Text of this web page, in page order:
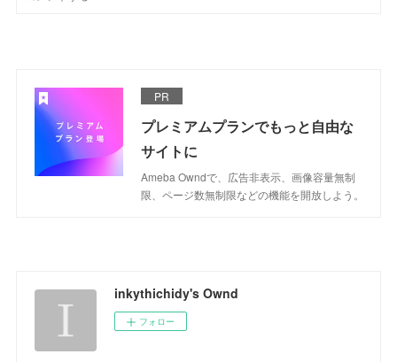
PR
プレミアムプランでもっと自由な
サイトに
Ameba Owndで、広告非表示、画像容量無制
限、ページ数無制限などの機能を開放しよう。
inkythichidy's Ownd
フォロー